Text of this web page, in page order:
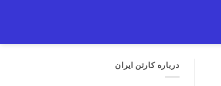
درباره کارتن ایران